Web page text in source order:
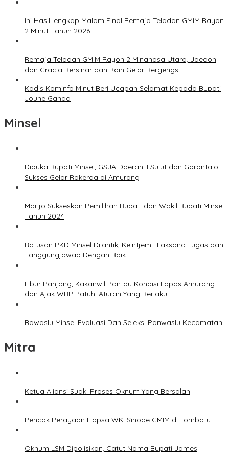
Ini Hasil lengkap Malam Final Remaja Teladan GMIM Rayon
2 Minut Tahun 2026
Remaja Teladan GMIM Rayon 2 Minahasa Utara, Jaedon
dan Gracia Bersinar dan Raih Gelar Bergengsi
Kadis Kominfo Minut Beri Ucapan Selamat Kepada Bupati
Joune Ganda
Minsel
Dibuka Bupati Minsel, GSJA Daerah II Sulut dan Gorontalo
Sukses Gelar Rakerda di Amurang
Marijo Sukseskan Pemilihan Bupati dan Wakil Bupati Minsel
Tahun 2024
Ratusan PKD Minsel Dilantik, Keintjem : Laksana Tugas dan
Tanggungjawab Dengan Baik
Libur Panjang, Kakanwil Pantau Kondisi Lapas Amurang
dan Ajak WBP Patuhi Aturan Yang Berlaku
Bawaslu Minsel Evaluasi Dan Seleksi Panwaslu Kecamatan
Mitra
Ketua Aliansi Suak: Proses Oknum Yang Bersalah
Pencak Perayaan Hapsa WKI Sinode GMIM di Tombatu
Oknum LSM Dipolisikan, Catut Nama Bupati James